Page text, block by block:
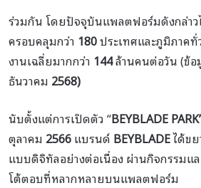
ร่วมกัน โดยปัจจุบันแพลตฟอร์มดังกล่าว
ครอบคลุมกว่า 180ประเทศและภูมิภาค
งานเฉลี่ยมากกว่า 144ล้านคนต่อวัน (ข้
ธันวาคม 2568)
นับตั้งแต่การเปิดตัว “BEYBLADE
ตุลาคม 2566แบรนด์ BEYBLADEได้ข
แบบดิจิทัลอย่างต่อเนื่อง ผ่านกิจกรรมแ
โต้ตอบที่หลากหลายบนแพลตฟอร์ม